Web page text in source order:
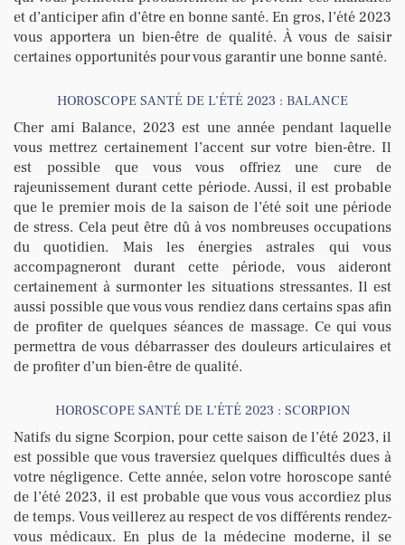
et d’anticiper afin d’être en bonne santé. En gros, l’été 2023
vous apportera un bien-être de qualité. À vous de saisir
certaines opportunités pour vous garantir une bonne santé.
HOROSCOPE SANTÉ DE L’ÉTÉ 2023 : BALANCE
Cher ami Balance, 2023 est une année pendant laquelle
vous mettrez certainement l’accent sur votre bien-être. Il
est possible que vous vous offriez une cure de
rajeunissement durant cette période. Aussi, il est probable
que le premier mois de la saison de l’été soit une période
de stress. Cela peut être dû à vos nombreuses occupations
du quotidien. Mais les énergies astrales qui vous
accompagneront durant cette période, vous aideront
certainement à surmonter les situations stressantes. Il est
aussi possible que vous vous rendiez dans certains spas afin
de profiter de quelques séances de massage. Ce qui vous
permettra de vous débarrasser des douleurs articulaires et
de profiter d’un bien-être de qualité.
HOROSCOPE SANTÉ DE L’ÉTÉ 2023 : SCORPION
Natifs du signe Scorpion, pour cette saison de l’été 2023, il
est possible que vous traversiez quelques difficultés dues à
votre négligence. Cette année, selon votre horoscope santé
de l’été 2023, il est probable que vous vous accordiez plus
de temps. Vous veillerez au respect de vos différents rendez-
vous médicaux. En plus de la médecine moderne, il se